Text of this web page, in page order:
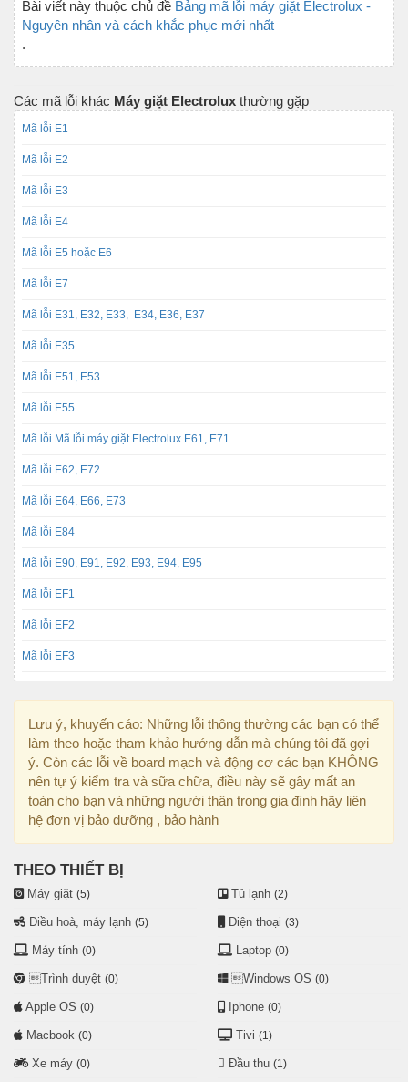
Bài viết này thuộc chủ đề Bảng mã lỗi máy giặt Electrolux -
Nguyên nhân và cách khắc phục mới nhất
.
Các mã lỗi khác Máy giặt Electrolux thường gặp
Mã lỗi E1
Mã lỗi E2
Mã lỗi E3
Mã lỗi E4
Mã lỗi E5 hoặc E6
Mã lỗi E7
Mã lỗi E31, E32, E33, E34, E36, E37
Mã lỗi E35
Mã lỗi E51, E53
Mã lỗi E55
Mã lỗi Mã lỗi máy giặt Electrolux E61, E71
Mã lỗi E62, E72
Mã lỗi E64, E66, E73
Mã lỗi E84
Mã lỗi E90, E91, E92, E93, E94, E95
Mã lỗi EF1
Mã lỗi EF2
Mã lỗi EF3
Lưu ý, khuyến cáo: Những lỗi thông thường các bạn có thể
làm theo hoặc tham khảo hướng dẫn mà chúng tôi đã gợi
ý. Còn các lỗi về board mạch và động cơ các bạn KHÔNG
nên tự ý kiểm tra và sữa chữa, điều này sẽ gây mất an
toàn cho bạn và những người thân trong gia đình hãy liên
hệ đơn vị bảo dưỡng , bảo hành
THEO THIẾT BỊ
Máy giặt (5) Tủ lạnh (2)
Điều hoà, máy lạnh (5) Điện thoại (3)
Máy tính (0) Laptop (0)
Trình duyệt (0) Windows OS (0)
Apple OS (0) Iphone (0)
Macbook (0) Tivi (1)
Xe máy (0) Đầu thu (1)